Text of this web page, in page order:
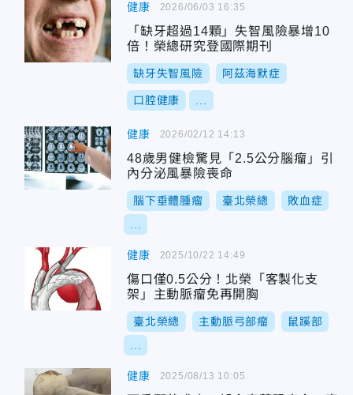
健康
「缺牙超過14顆」失智風險暴增10
倍！榮總研究登國際期刊
缺牙失智風險 阿茲海默症
口腔健康
2026/06/03 16:35
健康
48歲男健檢驚見「2.5公分腦瘤」引
內分泌風暴險喪命
腦下垂體腫瘤 臺北榮總 敗血症
2026/02/12 14:13
健康
傷口僅0.5公分！北榮「客製化支
架」主動脈瘤免再開胸
臺北榮總 主動脈弓部瘤 鼠蹊部
2025/10/22 14:49
健康 2025/08/13 10:05